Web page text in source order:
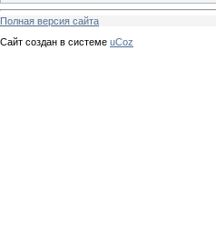
Полная версия сайта
Сайт создан в системе uCoz